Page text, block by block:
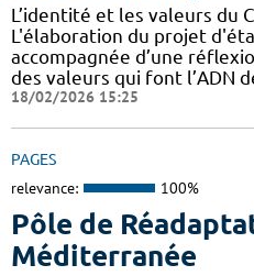
L’identité et les valeurs du
L'élaboration du projet
accompagnée d’une
des valeurs qui font l’ADN
18/02/2026 15:25
PAGES
relevance: 100%
Pôle de
Méditerranée